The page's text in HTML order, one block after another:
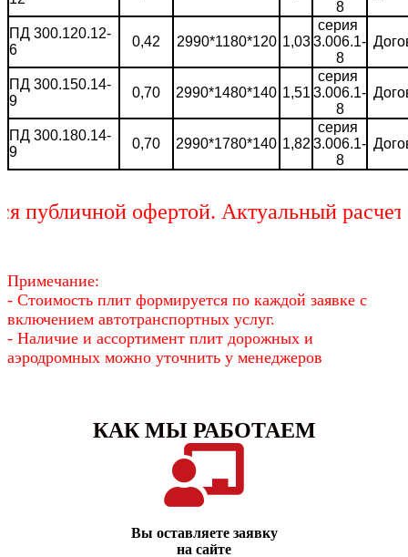
8
ПД 300.120.12-
6
0,42 2990*1180*120 1,03
серия
3.006.1-
8
ПД 300.150.14-
9
0,70 2990*1480*140 1,51
серия
3.006.1-
8
ПД 300.180.14-
9
0,70 2990*1780*140 1,82
серия
3.006.1-
8
офертой. Актуальный расчет
Примечание:
- Стоимость плит формируется по каждой заявке с
включением автотранспортных услуг.
- Наличие и ассортимент плит дорожных и
аэродромных можно уточнить у менеджеров
КАК МЫ РАБОТАЕМ
Вы оставляете заявку
на сайте